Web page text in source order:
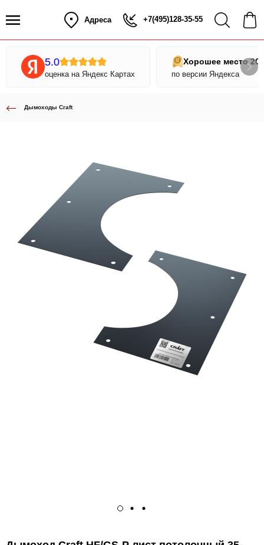
Адреса +7(495)128-35-55
5.0
оценка на Яндекс Картах
Хорошее место
по версии Яндекса
Дымоходы Craft